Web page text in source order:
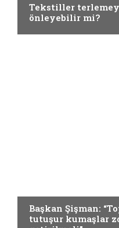
Tekstiller
önleyebilir mi?
Başkan Şişman:
tutuşur kumaşlar